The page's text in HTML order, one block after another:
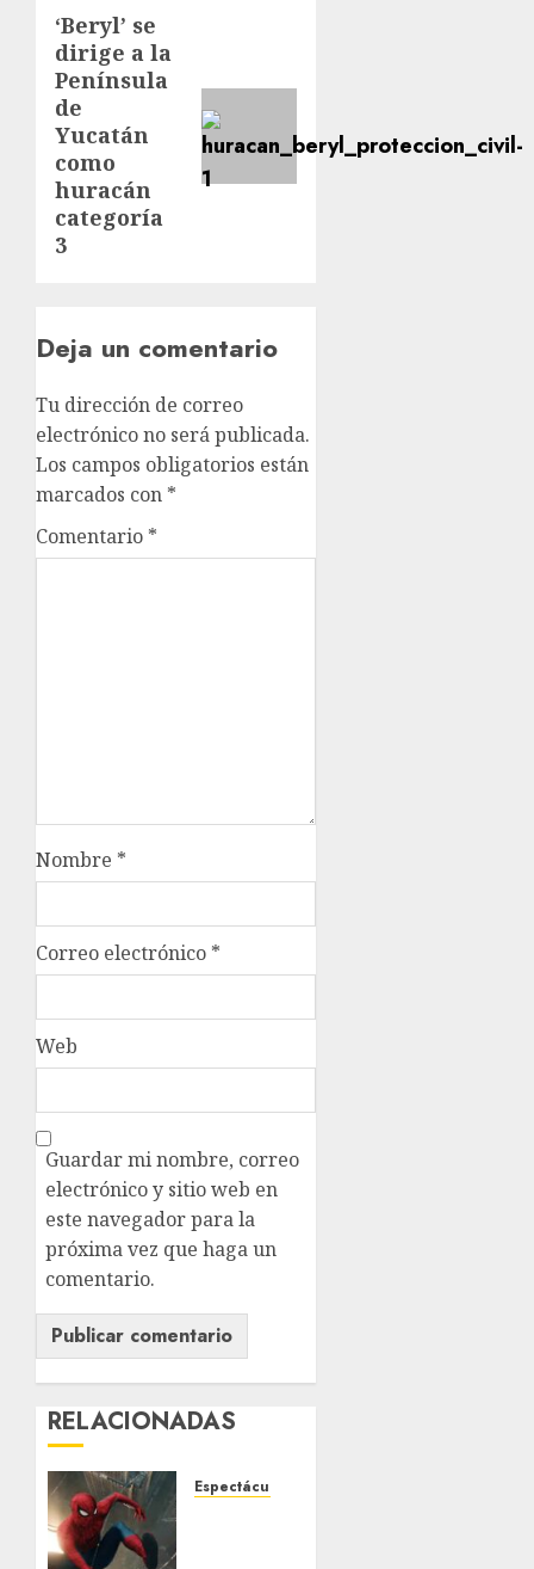
‘Beryl’ se
dirige a la
Península
de
Yucatán
como
huracán
categoría
3
Deja un comentario
Tu dirección de correo
electrónico no será publicada.
Los campos obligatorios están
marcados con *
Comentario *
Nombre *
Correo electrónico *
Web
Guardar mi nombre, correo
electrónico y sitio web en
este navegador para la
próxima vez que haga un
comentario.
RELACIONADAS
Espectáculos